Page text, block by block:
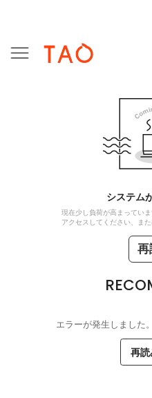
システム
現在少し負荷が高まってい
アクセスしてください、ま
再
エラーが発生しました
再読